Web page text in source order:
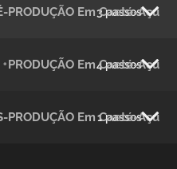
PRODUÇÃO Em Caeté-Açu
3 passos
PRODUÇÃO Em Caeté-Açu
4 passos
PRODUÇÃO Em Caeté-Açu
1 passos